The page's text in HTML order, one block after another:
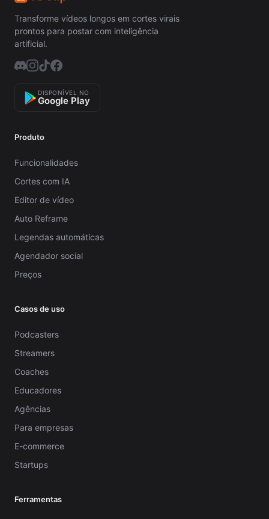
Transforme vídeos longos em cortes virais
prontos para postar com inteligência
artificial.
DISPONÍVEL NO
Google Play
Produto
Funcionalidades
Cortes com IA
Editor de vídeo
Auto Reframe
Legendas automáticas
Agendador social
Preços
Casos de uso
Podcasters
Streamers
Coaches
Educadores
Agências
Para empresas
E-commerce
Startups
Ferramentas